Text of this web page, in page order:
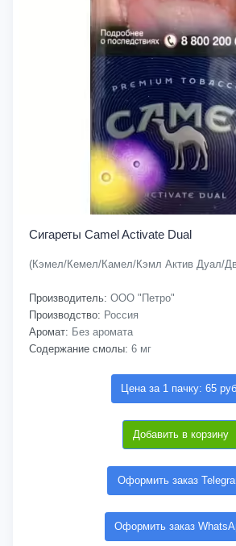
Сигареты Camel Activate Dual
(Кэмел/Кемел/Камел/Кэмл Актив Дуал/
Производитель: ООО "Петро"
Производство: Россия
Аромат: Без аромата
Содержание смолы: 6 мг
Цена за 1 пачку: 65
Добавить в корзину
Оформить заказ
Оформить заказ